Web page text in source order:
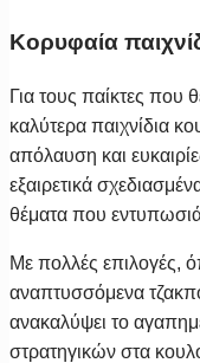
Κορυφαία
Για τους παίκτες που
καλύτερα παιχνίδια
απόλαυση και
εξαιρετικά
θέματα που
Με πολλές επιλογές,
αναπτυσσόμενα
ανακαλύψει το
στρατηγικών στα